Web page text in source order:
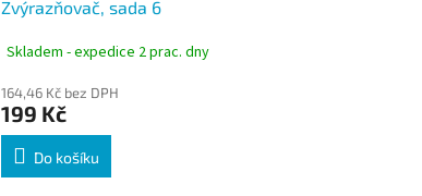
Zvýrazňovač, sada 6
Skladem - expedice 2 prac. dny
164,46 Kč bez DPH
199 Kč
Do košíku